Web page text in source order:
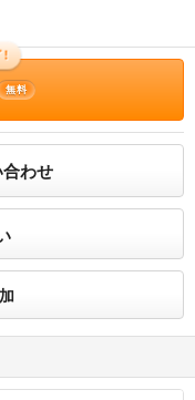
!
無料
わせ